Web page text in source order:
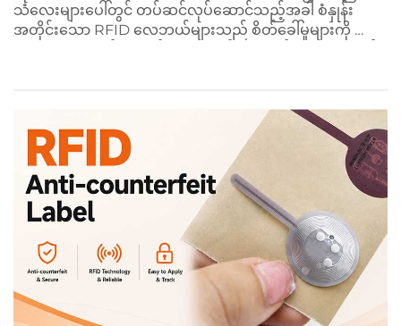
သံလေးများပေါ်တွင် တပ်ဆင်လုပ်ဆောင်သည့်အခါ စံနှုန်း
အတိုင်းသော RFID လေဘယ်များသည် စိတ်ခေါ်မှုများကို ဖော်